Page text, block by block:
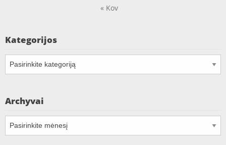
« Kov
Kategorijos
Kategorijos
Archyvai
Archyvai